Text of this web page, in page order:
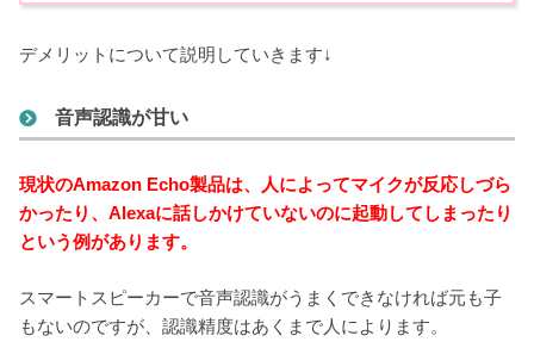
デメリットについて説明していきます↓
音声認識が甘い
現状のAmazon Echo製品は、人によってマイクが反応しづら
かったり、Alexaに話しかけていないのに起動してしまったり
という例があります。
スマートスピーカーで音声認識がうまくできなければ元も子
もないのですが、認識精度はあくまで人によります。